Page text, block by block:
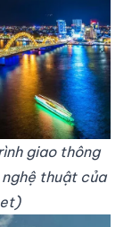
giao thông
thuật của